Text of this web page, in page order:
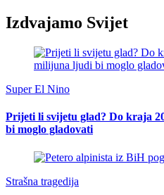
Izdvajamo Svijet
Super El Nino
Prijeti li svijetu glad? Do kraja
bi moglo gladovati
Strašna tragedija